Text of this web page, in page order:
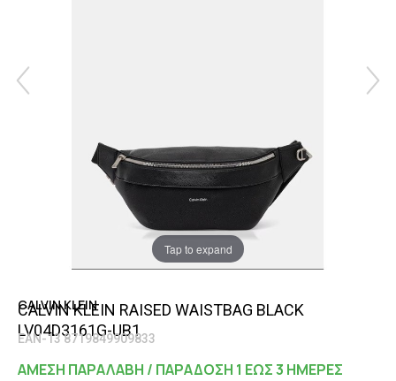
Tap to expand
CALVIN KLEIN
CALVIN KLEIN RAISED WAISTBAG BLACK
LV04D3161G-UB1
EAN-13 8719849909833
ΑΜΕΣΗ ΠΑΡΑΛΑΒΗ / ΠΑΡΑΔΟΣΗ 1 ΕΩΣ 3 ΗΜΕΡΕΣ